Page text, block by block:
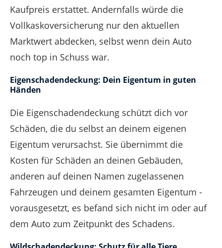
Kaufpreis erstattet. Andernfalls würde die
Vollkaskoversicherung nur den aktuellen
Marktwert abdecken, selbst wenn dein Auto
noch top in Schuss war.
Eigenschadendeckung: Dein Eigentum in guten
Händen
Die Eigenschadendeckung schützt dich vor
Schäden, die du selbst an deinem eigenen
Eigentum verursachst. Sie übernimmt die
Kosten für Schäden an deinen Gebäuden,
anderen auf deinen Namen zugelassenen
Fahrzeugen und deinem gesamten Eigentum -
vorausgesetzt, es befand sich nicht im oder auf
dem Auto zum Zeitpunkt des Schadens.